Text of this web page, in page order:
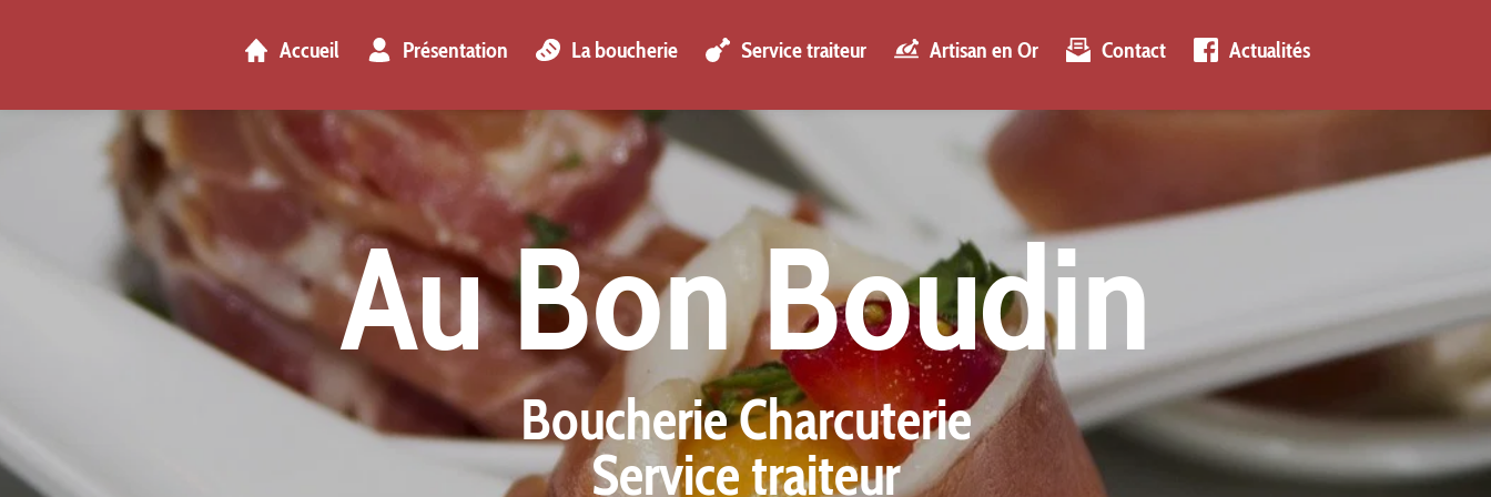
Accueil Présentation La boucherie Service traiteur Artisan en Or Contact Actualités
Au Bon Boudin
Boucherie Charcuterie
Service traiteur